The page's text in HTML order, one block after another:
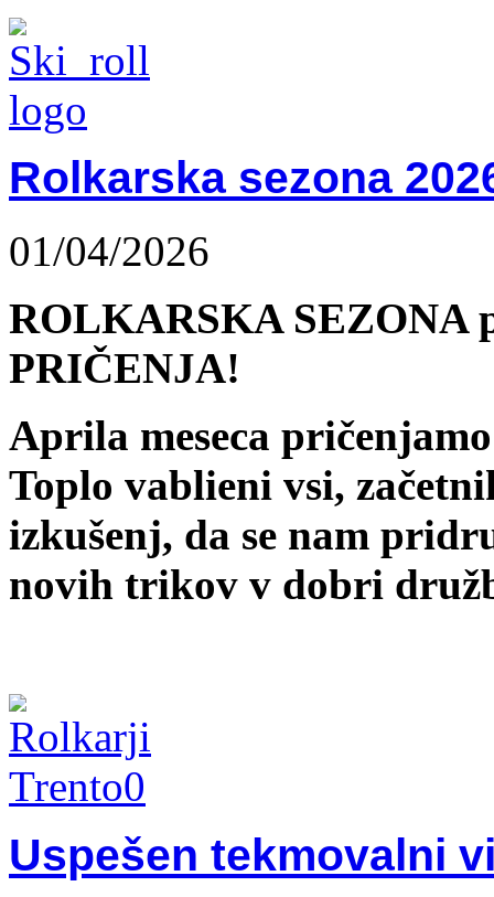
Rolkarska sezona
01/04/2026
ROLKARSKA SEZONA
PRIČENJA!
Aprila meseca
Toplo vablieni vsi,
izkušenj, da se nam
novih trikov v dobri
Uspešen tekmovalni